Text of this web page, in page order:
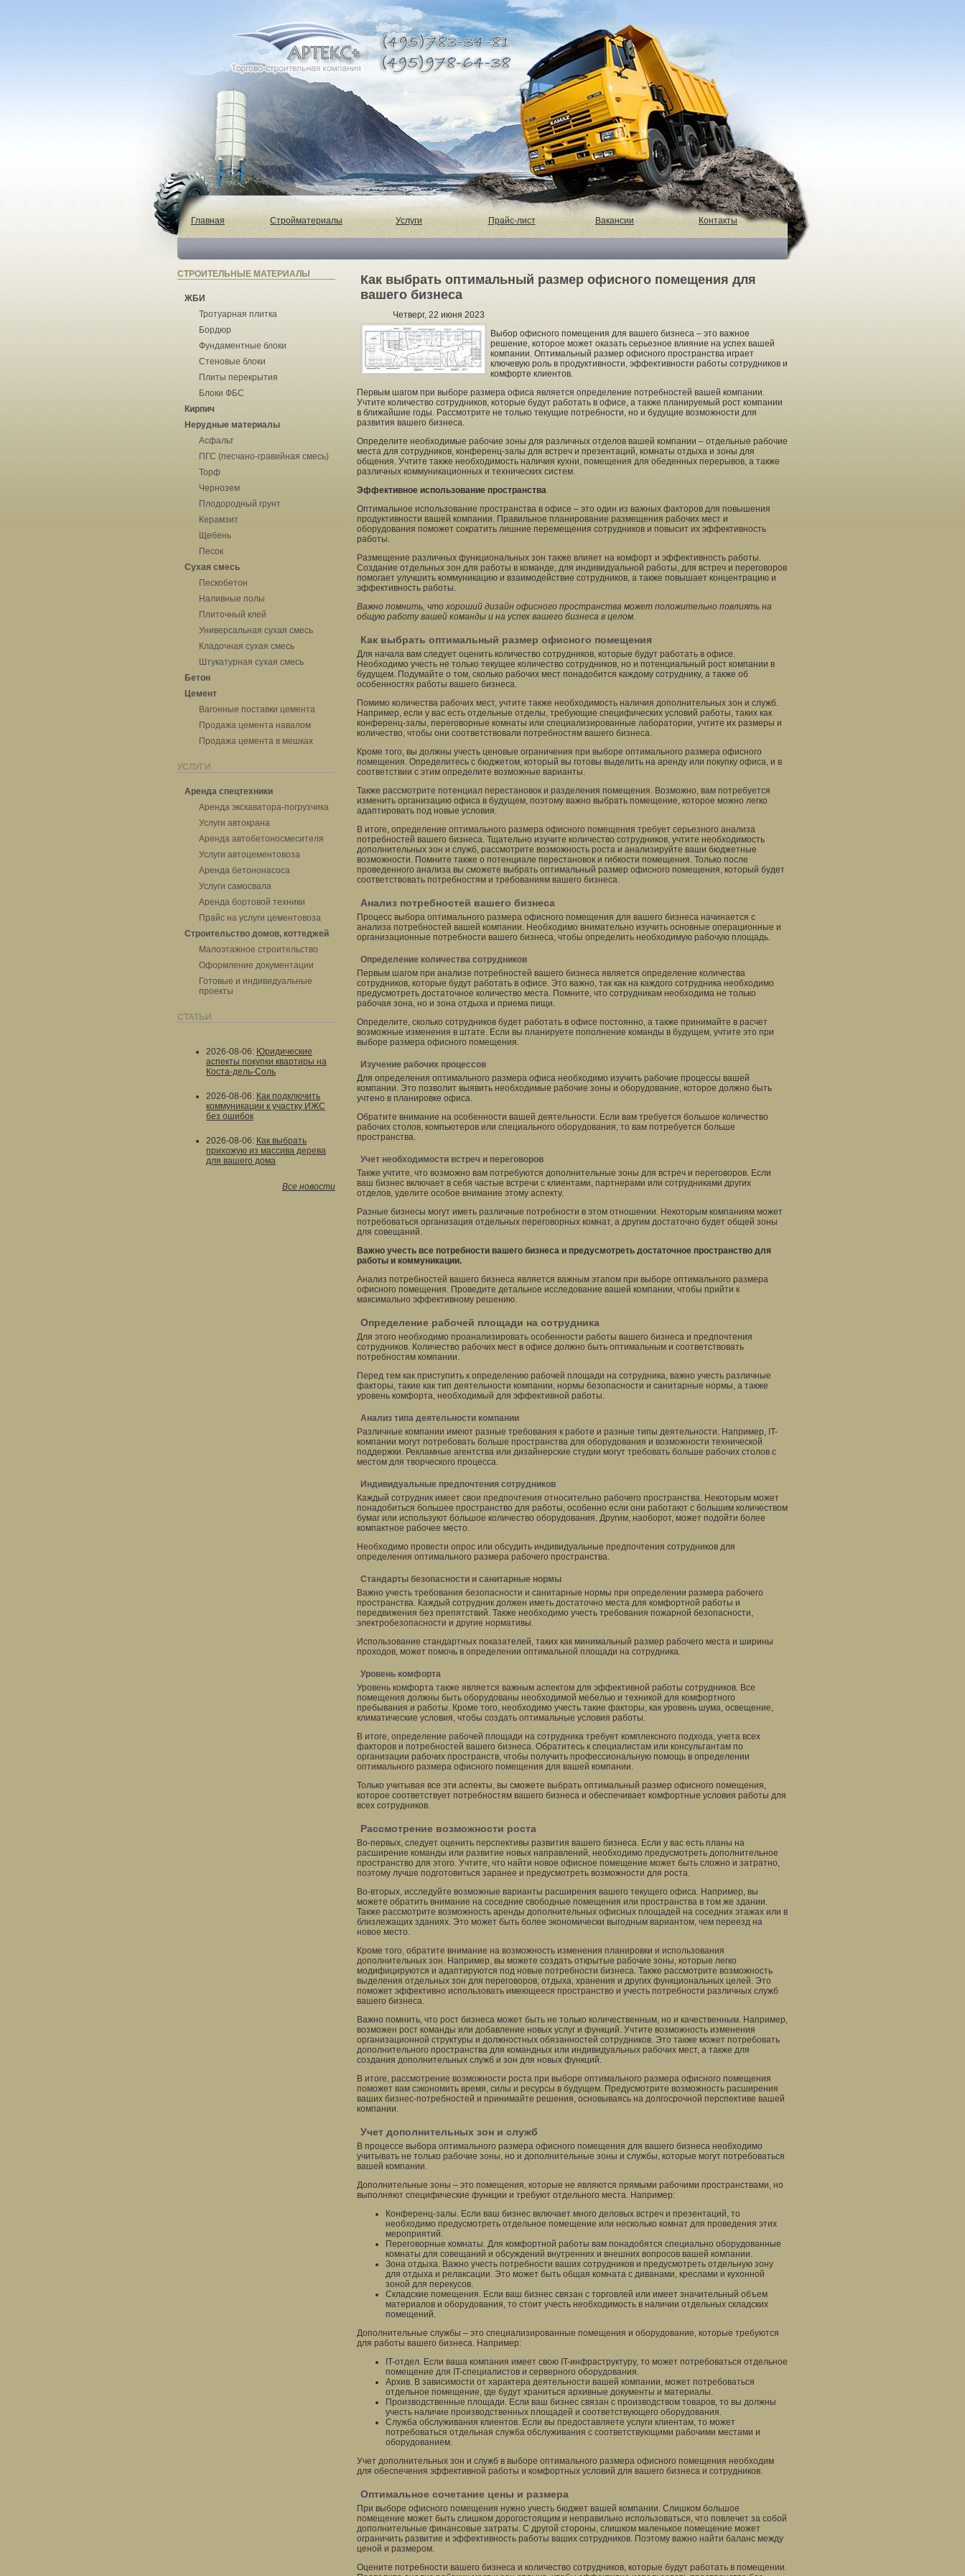
Главная Стройматериалы Услуги Прайс-лист Вакансии Контакты
СТРОИТЕЛЬНЫЕ МАТЕРИАЛЫ
ЖБИ
Тротуарная плитка
Бордюр
Фундаментные блоки
Стеновые блоки
Плиты перекрытия
Блоки ФБС
Кирпич
Нерудные материалы
Асфальт
ПГС (песчано-гравийная смесь)
Торф
Чернозем
Плодородный грунт
Керамзит
Щебень
Песок
Сухая смесь
Пескобетон
Наливные полы
Плиточный клей
Универсальная сухая смесь
Кладочная сухая смесь
Штукатурная сухая смесь
Бетон
Цемент
Вагонные поставки цемента
Продажа цемента навалом
Продажа цемента в мешках
УСЛУГИ
Аренда спецтехники
Аренда экскаватора-погрузчика
Услуги автокрана
Аренда автобетоносмесителя
Услуги автоцементовоза
Аренда бетононасоса
Услуги самосвала
Аренда бортовой техники
Прайс на услуги цементовоза
Строительство домов, коттеджей
Малоэтажное строительство
Оформление документации
Готовые и индивидуальные
проекты
СТАТЬИ
2026-08-06: Юридические
аспекты покупки квартиры на
Коста-дель-Соль
2026-08-06: Как подключить
коммуникации к участку ИЖС
без ошибок
2026-08-06: Как выбрать
прихожую из массива дерева
для вашего дома
Все новости
Как выбрать оптимальный размер офисного помещения для
вашего бизнеса
Четверг, 22 июня 2023
Выбор офисного помещения для вашего бизнеса – это важное
решение, которое может оказать серьезное влияние на успех вашей
компании. Оптимальный размер офисного пространства играет
ключевую роль в продуктивности, эффективности работы сотрудников и
комфорте клиентов.
Первым шагом при выборе размера офиса является определение потребностей вашей компании.
Учтите количество сотрудников, которые будут работать в офисе, а также планируемый рост компании
в ближайшие годы. Рассмотрите не только текущие потребности, но и будущие возможности для
развития вашего бизнеса.
Определите необходимые рабочие зоны для различных отделов вашей компании – отдельные рабочие
места для сотрудников, конференц-залы для встреч и презентаций, комнаты отдыха и зоны для
общения. Учтите также необходимость наличия кухни, помещения для обеденных перерывов, а также
различных коммуникационных и технических систем.
Эффективное использование пространства
Оптимальное использование пространства в офисе – это один из важных факторов для повышения
продуктивности вашей компании. Правильное планирование размещения рабочих мест и
оборудования поможет сократить лишние перемещения сотрудников и повысит их эффективность
работы.
Размещение различных функциональных зон также влияет на комфорт и эффективность работы.
Создание отдельных зон для работы в команде, для индивидуальной работы, для встреч и переговоров
помогает улучшить коммуникацию и взаимодействие сотрудников, а также повышает концентрацию и
эффективность работы.
Важно помнить, что хороший дизайн офисного пространства может положительно повлиять на
общую работу вашей команды и на успех вашего бизнеса в целом.
Как выбрать оптимальный размер офисного помещения
Для начала вам следует оценить количество сотрудников, которые будут работать в офисе.
Необходимо учесть не только текущее количество сотрудников, но и потенциальный рост компании в
будущем. Подумайте о том, сколько рабочих мест понадобится каждому сотруднику, а также об
особенностях работы вашего бизнеса.
Помимо количества рабочих мест, учтите также необходимость наличия дополнительных зон и служб.
Например, если у вас есть отдельные отделы, требующие специфических условий работы, таких как
конференц-залы, переговорные комнаты или специализированные лаборатории, учтите их размеры и
количество, чтобы они соответствовали потребностям вашего бизнеса.
Кроме того, вы должны учесть ценовые ограничения при выборе оптимального размера офисного
помещения. Определитесь с бюджетом, который вы готовы выделить на аренду или покупку офиса, и в
соответствии с этим определите возможные варианты.
Также рассмотрите потенциал перестановок и разделения помещения. Возможно, вам потребуется
изменить организацию офиса в будущем, поэтому важно выбрать помещение, которое можно легко
адаптировать под новые условия.
В итоге, определение оптимального размера офисного помещения требует серьезного анализа
потребностей вашего бизнеса. Тщательно изучите количество сотрудников, учтите необходимость
дополнительных зон и служб, рассмотрите возможность роста и анализируйте ваши бюджетные
возможности. Помните также о потенциале перестановок и гибкости помещения. Только после
проведенного анализа вы сможете выбрать оптимальный размер офисного помещения, который будет
соответствовать потребностям и требованиям вашего бизнеса.
Анализ потребностей вашего бизнеса
Процесс выбора оптимального размера офисного помещения для вашего бизнеса начинается с
анализа потребностей вашей компании. Необходимо внимательно изучить основные операционные и
организационные потребности вашего бизнеса, чтобы определить необходимую рабочую площадь.
Определение количества сотрудников
Первым шагом при анализе потребностей вашего бизнеса является определение количества
сотрудников, которые будут работать в офисе. Это важно, так как на каждого сотрудника необходимо
предусмотреть достаточное количество места. Помните, что сотрудникам необходима не только
рабочая зона, но и зона отдыха и приема пищи.
Определите, сколько сотрудников будет работать в офисе постоянно, а также принимайте в расчет
возможные изменения в штате. Если вы планируете пополнение команды в будущем, учтите это при
выборе размера офисного помещения.
Изучение рабочих процессов
Для определения оптимального размера офиса необходимо изучить рабочие процессы вашей
компании. Это позволит выявить необходимые рабочие зоны и оборудование, которое должно быть
учтено в планировке офиса.
Обратите внимание на особенности вашей деятельности. Если вам требуется большое количество
рабочих столов, компьютеров или специального оборудования, то вам потребуется больше
пространства.
Учет необходимости встреч и переговоров
Также учтите, что возможно вам потребуются дополнительные зоны для встреч и переговоров. Если
ваш бизнес включает в себя частые встречи с клиентами, партнерами или сотрудниками других
отделов, уделите особое внимание этому аспекту.
Разные бизнесы могут иметь различные потребности в этом отношении. Некоторым компаниям может
потребоваться организация отдельных переговорных комнат, а другим достаточно будет общей зоны
для совещаний.
Важно учесть все потребности вашего бизнеса и предусмотреть достаточное пространство для
работы и коммуникации.
Анализ потребностей вашего бизнеса является важным этапом при выборе оптимального размера
офисного помещения. Проведите детальное исследование вашей компании, чтобы прийти к
максимально эффективному решению.
Определение рабочей площади на сотрудника
Для этого необходимо проанализировать особенности работы вашего бизнеса и предпочтения
сотрудников. Количество рабочих мест в офисе должно быть оптимальным и соответствовать
потребностям компании.
Перед тем как приступить к определению рабочей площади на сотрудника, важно учесть различные
факторы, такие как тип деятельности компании, нормы безопасности и санитарные нормы, а также
уровень комфорта, необходимый для эффективной работы.
Анализ типа деятельности компании
Различные компании имеют разные требования к работе и разные типы деятельности. Например, IT-
компании могут потребовать больше пространства для оборудования и возможности технической
поддержки. Рекламные агентства или дизайнерские студии могут требовать больше рабочих столов с
местом для творческого процесса.
Индивидуальные предпочтения сотрудников
Каждый сотрудник имеет свои предпочтения относительно рабочего пространства. Некоторым может
понадобиться большее пространство для работы, особенно если они работают с большим количеством
бумаг или используют большое количество оборудования. Другим, наоборот, может подойти более
компактное рабочее место.
Необходимо провести опрос или обсудить индивидуальные предпочтения сотрудников для
определения оптимального размера рабочего пространства.
Стандарты безопасности и санитарные нормы
Важно учесть требования безопасности и санитарные нормы при определении размера рабочего
пространства. Каждый сотрудник должен иметь достаточно места для комфортной работы и
передвижения без препятствий. Также необходимо учесть требования пожарной безопасности,
электробезопасности и другие нормативы.
Использование стандартных показателей, таких как минимальный размер рабочего места и ширины
проходов, может помочь в определении оптимальной площади на сотрудника.
Уровень комфорта
Уровень комфорта также является важным аспектом для эффективной работы сотрудников. Все
помещения должны быть оборудованы необходимой мебелью и техникой для комфортного
пребывания и работы. Кроме того, необходимо учесть такие факторы, как уровень шума, освещение,
климатические условия, чтобы создать оптимальные условия работы.
В итоге, определение рабочей площади на сотрудника требует комплексного подхода, учета всех
факторов и потребностей вашего бизнеса. Обратитесь к специалистам или консультантам по
организации рабочих пространств, чтобы получить профессиональную помощь в определении
оптимального размера офисного помещения для вашей компании.
Только учитывая все эти аспекты, вы сможете выбрать оптимальный размер офисного помещения,
которое соответствует потребностям вашего бизнеса и обеспечивает комфортные условия работы для
всех сотрудников.
Рассмотрение возможности роста
Во-первых, следует оценить перспективы развития вашего бизнеса. Если у вас есть планы на
расширение команды или развитие новых направлений, необходимо предусмотреть дополнительное
пространство для этого. Учтите, что найти новое офисное помещение может быть сложно и затратно,
поэтому лучше подготовиться заранее и предусмотреть возможности для роста.
Во-вторых, исследуйте возможные варианты расширения вашего текущего офиса. Например, вы
можете обратить внимание на соседние свободные помещения или пространства в том же здании.
Также рассмотрите возможность аренды дополнительных офисных площадей на соседних этажах или в
близлежащих зданиях. Это может быть более экономически выгодным вариантом, чем переезд на
новое место.
Кроме того, обратите внимание на возможность изменения планировки и использования
дополнительных зон. Например, вы можете создать открытые рабочие зоны, которые легко
модифицируются и адаптируются под новые потребности бизнеса. Также рассмотрите возможность
выделения отдельных зон для переговоров, отдыха, хранения и других функциональных целей. Это
поможет эффективно использовать имеющееся пространство и учесть потребности различных служб
вашего бизнеса.
Важно помнить, что рост бизнеса может быть не только количественным, но и качественным. Например,
возможен рост команды или добавление новых услуг и функций. Учтите возможность изменения
организационной структуры и должностных обязанностей сотрудников. Это также может потребовать
дополнительного пространства для командных или индивидуальных рабочих мест, а также для
создания дополнительных служб и зон для новых функций.
В итоге, рассмотрение возможности роста при выборе оптимального размера офисного помещения
поможет вам сэкономить время, силы и ресурсы в будущем. Предусмотрите возможность расширения
ваших бизнес-потребностей и принимайте решения, основываясь на долгосрочной перспективе вашей
компании.
Учет дополнительных зон и служб
В процессе выбора оптимального размера офисного помещения для вашего бизнеса необходимо
учитывать не только рабочие зоны, но и дополнительные зоны и службы, которые могут потребоваться
вашей компании.
Дополнительные зоны – это помещения, которые не являются прямыми рабочими пространствами, но
выполняют специфические функции и требуют отдельного места. Например:
Конференц-залы. Если ваш бизнес включает много деловых встреч и презентаций, то
необходимо предусмотреть отдельное помещение или несколько комнат для проведения этих
мероприятий.
Переговорные комнаты. Для комфортной работы вам понадобятся специально оборудованные
комнаты для совещаний и обсуждений внутренних и внешних вопросов вашей компании.
Зона отдыха. Важно учесть потребности ваших сотрудников и предусмотреть отдельную зону
для отдыха и релаксации. Это может быть общая комната с диванами, креслами и кухонной
зоной для перекусов.
Складские помещения. Если ваш бизнес связан с торговлей или имеет значительный объем
материалов и оборудования, то стоит учесть необходимость в наличии отдельных складских
помещений.
Дополнительные службы – это специализированные помещения и оборудование, которые требуются
для работы вашего бизнеса. Например:
IT-отдел. Если ваша компания имеет свою IT-инфраструктуру, то может потребоваться отдельное
помещение для IT-специалистов и серверного оборудования.
Архив. В зависимости от характера деятельности вашей компании, может потребоваться
отдельное помещение, где будут храниться архивные документы и материалы.
Производственные площади. Если ваш бизнес связан с производством товаров, то вы должны
учесть наличие производственных площадей и соответствующего оборудования.
Служба обслуживания клиентов. Если вы предоставляете услуги клиентам, то может
потребоваться отдельная служба обслуживания с соответствующими рабочими местами и
оборудованием.
Учет дополнительных зон и служб в выборе оптимального размера офисного помещения необходим
для обеспечения эффективной работы и комфортных условий для вашего бизнеса и сотрудников.
Оптимальное сочетание цены и размера
При выборе офисного помещения нужно учесть бюджет вашей компании. Слишком большое
помещение может быть слишком дорогостоящим и неправильно использоваться, что повлечет за собой
дополнительные финансовые затраты. С другой стороны, слишком маленькое помещение может
ограничить развитие и эффективность работы ваших сотрудников. Поэтому важно найти баланс между
ценой и размером.
Оцените потребности вашего бизнеса и количество сотрудников, которые будут работать в помещении.